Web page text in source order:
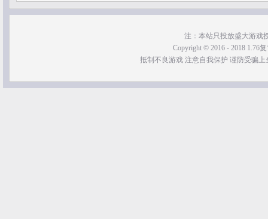
注：本站只投放盛大游戏
Copyright © 2016 - 2018 1.76
抵制不良游戏 注意自我保护 谨防受骗